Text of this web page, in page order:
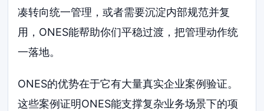
凑转向统一管理，或者需要沉淀内部规范并复
用，ONES能帮助你们平稳过渡，把管理动作统
一落地。
ONES的优势在于它有大量真实企业案例验证。
这些案例证明ONES能支撑复杂业务场景下的项